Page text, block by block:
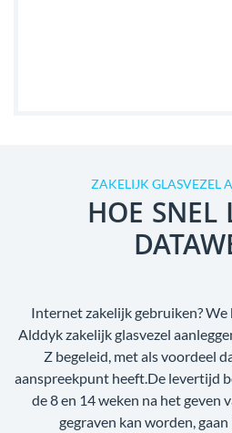
ZAKELIJK GLASVEZEL
HOE SNEL
Internet zakelijk gebruiken?
Alddyk zakelijk glasvezel
Z begeleid, met als voordeel
aanspreekpunt heeft.De levertijd
de 8 en 14 weken na het geven
gegraven kan worden,